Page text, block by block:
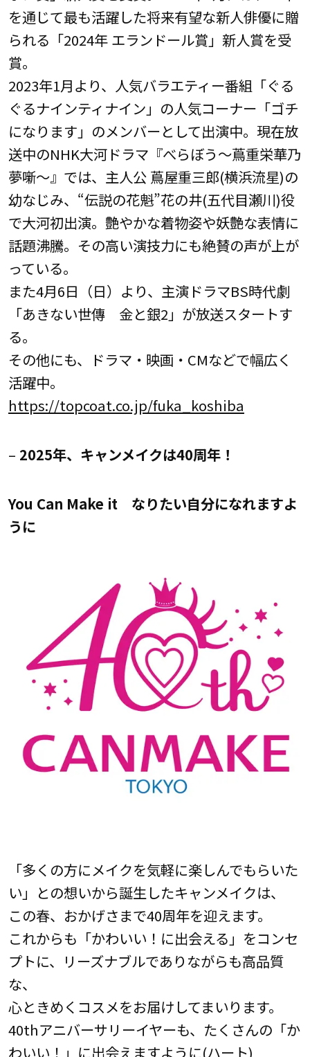
を通じて最も活躍した将来有望な新人俳優に贈
られる「2024年 エランドール賞」新人賞を受
賞。
2023年1月より、人気バラエティー番組「ぐる
ぐるナインティナイン」の人気コーナー「ゴチ
になります」のメンバーとして出演中。現在放
送中のNHK大河ドラマ『べらぼう～蔦重栄華乃
夢噺～』では、主人公 蔦屋重三郎(横浜流星)の
幼なじみ、“伝説の花魁”花の井(五代目瀬川)役
で大河初出演。艶やかな着物姿や妖艶な表情に
話題沸騰。その高い演技力にも絶賛の声が上が
っている。
また4月6日（日）より、主演ドラマBS時代劇
「あきない世傳 金と銀2」が放送スタートす
る。
その他にも、ドラマ・映画・CMなどで幅広く
活躍中。
https://topcoat.co.jp/fuka_koshiba
– 2025年、キャンメイクは40周年！
You Can Make it なりたい自分になれますよ
うに
「多くの方にメイクを気軽に楽しんでもらいた
い」との想いから誕生したキャンメイクは、
この春、おかげさまで40周年を迎えます。
これからも「かわいい！に出会える」をコンセ
プトに、リーズナブルでありながらも高品質
な、
心ときめくコスメをお届けしてまいります。
40thアニバーサリーイヤーも、たくさんの「か
わいい！」に出会えますように(ハート)